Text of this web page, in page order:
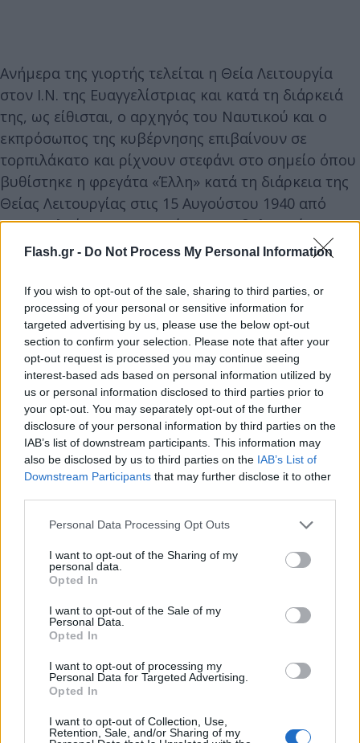
Flash.gr - Do Not Process My Personal Information
If you wish to opt-out of the sale, sharing to third parties, or
processing of your personal or sensitive information for
targeted advertising by us, please use the below opt-out
section to confirm your selection. Please note that after your
opt-out request is processed you may continue seeing
interest-based ads based on personal information utilized by
us or personal information disclosed to third parties prior to
your opt-out. You may separately opt-out of the further
disclosure of your personal information by third parties on the
IAB’s list of downstream participants. This information may
also be disclosed by us to third parties on the IAB’s List of
Downstream Participants that may further disclose it to other
Please note that this website/app uses one or more Google
not limited to your visit or usage behaviour. You may click to
grant or deny consent to Google and its third-party tags to
use your data for below specified purposes in below Google
consent section.
Personal Data Processing Opt Outs
I want to opt-out of the Sharing of my
personal data.
Opted In
I want to opt-out of the Sale of my
Personal Data.
Opted In
I want to opt-out of processing my
Personal Data for Targeted Advertising.
Opted In
I want to opt-out of Collection, Use,
Retention, Sale, and/or Sharing of my
Ανήμερα της γιορτής τελείται η Θεία Λειτουργία
στον Ι.Ν. της Ευαγγελίστριας και κατά τη διάρκειά
της, ως είθισται, ο αρχηγός του Ναυτικού και ο
εκπρόσωπος της κυβέρνησης επιβαίνουν σε
τορπιλάκατο και ρίχνουν στεφάνι στο σημείο όπου
βυθίστηκε η φρεγάτα «Έλλη» κατά τη διάρκεια της
Θείας Λειτουργίας στις 15 Αυγούστου 1940 από
τους Ιταλούς. Οι τιμητικοί κανονιοβολισμοί, που
ακούγονται εκείνη την ώρα στο λιμάνι,
σώθηκε από το κουφάρι του καραβιού και
συντηρήθηκε.
Ακολουθεί η λιτάνευση της ιερής εικόνας, που
μεταφέρεται από άντρες του Πολεμικού Ναυτικού
και την ακολουθούν οι μπάντες του Πολεμικού
Ναυτικού και του Δήμου Τήνου οι οποίες
παιανίζουν πένθιμα εμβατήρια, τιμητικά αγήματα,
αρχιερείς και πλήθος κόσμου.
Πλατεία Παντανάσσης, όπου τελείται Δέηση και
εκφωνούνται Πανηγυρικοί. Μετά τη λήξη τους, η
πομπή συνοδεύει την ιερή εικόνα στην επάνοδό
της στον Ιερό Ναό Ευαγγελιστρίας.
Ιανουαρίου 1823 βρέθηκε η εικόνα του
Ευαγγελισμού μετά το όραμα της μοναχής
Πελαγίας. Η Παναγία της Τήνου είναι άμεσα
συνδεδεμένη με τις θυσίες της πατρίδας μας για